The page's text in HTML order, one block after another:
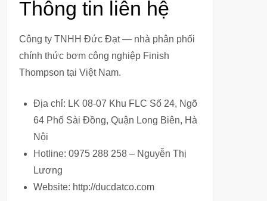
Thông tin liên hệ
Công ty TNHH Đức Đạt — nhà phân phối
chính thức bơm công nghiệp Finish
Thompson tại Việt Nam.
Địa chỉ: LK 08-07 Khu FLC Số 24, Ngõ
64 Phố Sài Đồng, Quận Long Biên, Hà
Nội
Hotline: 0975 288 258 – Nguyễn Thị
Lương
Website: http://ducdatco.com